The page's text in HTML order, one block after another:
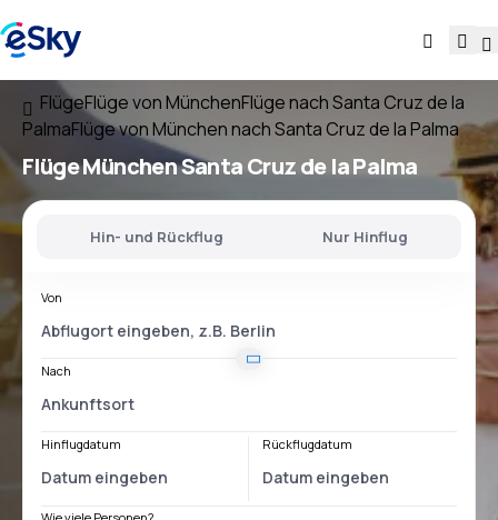
FlügeFlüge von MünchenFlüge nach Santa Cruz de la
PalmaFlüge von München nach Santa Cruz de la Palma
FlügeMünchen Santa Cruz de la Palma
Hin- und Rückflug Nur Hinflug
Von
Nach
Hinflugdatum Rückflugdatum